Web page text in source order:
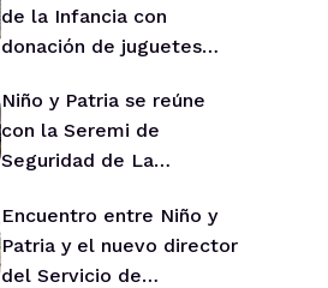
de la Infancia con
donación de juguetes
Niño y Patria se reúne
con la Seremi de
Seguridad de La
la prevención en la
región
Encuentro entre Niño y
Patria y el nuevo director
del Servicio de